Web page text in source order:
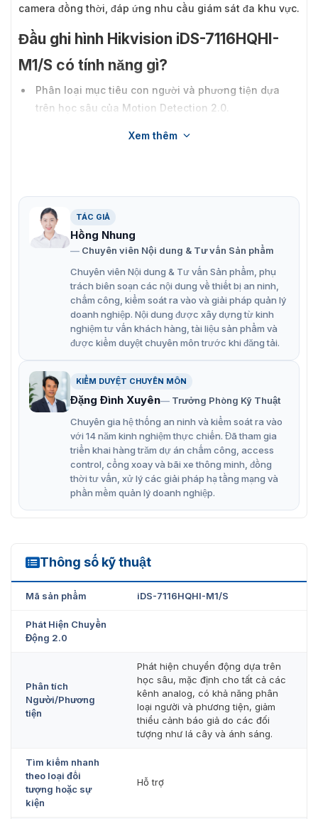
camera đồng thời, đáp ứng nhu cầu giám sát đa khu vực.
Đầu ghi hình Hikvision iDS-7116HQHI-
M1/S có tính năng gì?
Phân loại mục tiêu con người và phương tiện dựa
trên học sâu của Motion Detection 2.0.
Bảo vệ chu vi dựa trên học sâu.
Đầu vào camera IP lên đến 24 kênh (tối đa 6 MP).
Khả năng mã hóa lên đến 3K/5M Lite @ 12 fps.
Xem thêm
TÁC GIẢ
Hồng Nhung
Chuyên viên Nội dung & Tư vấn Sản phẩm
Chuyên viên Nội dung & Tư vấn Sản phẩm, phụ
trách biên soạn các nội dung về thiết bị an ninh,
chấm công, kiểm soát ra vào và giải pháp quản lý
doanh nghiệp. Nội dung được xây dựng từ kinh
nghiệm tư vấn khách hàng, tài liệu sản phẩm và
được kiểm duyệt chuyên môn trước khi đăng tải.
KIỂM DUYỆT CHUYÊN MÔN
Đặng Đình Xuyên
Trưởng Phòng Kỹ Thuật
Chuyên gia hệ thống an ninh và kiểm soát ra vào
với 14 năm kinh nghiệm thực chiến. Đã tham gia
triển khai hàng trăm dự án chấm công, access
control, cổng xoay và bãi xe thông minh, đồng
thời tư vấn, xử lý các giải pháp hạ tầng mạng và
phần mềm quản lý doanh nghiệp.
Thông số kỹ thuật
iDS-7116HQHI-M1/S
Mã sản phẩm iDS-7116HQHI-M1/S
Phát Hiện Chuyển
Động 2.0
Phân tích
Người/Phương
tiện
Phát hiện chuyển động dựa trên
học sâu, mặc định cho tất cả các
kênh analog, có khả năng phân
loại người và phương tiện, giảm
thiểu cảnh báo giả do các đối
tượng như lá cây và ánh sáng.
Tìm kiếm nhanh
theo loại đối
tượng hoặc sự
kiện
Hỗ trợ